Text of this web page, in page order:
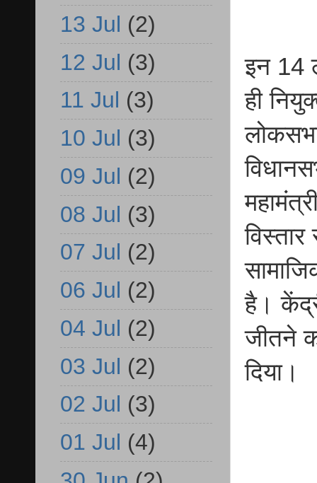
इन 14
ही
है।
जीतने
दिया।
13 Jul (2)
12 Jul (3)
11 Jul (3)
10 Jul (3)
09 Jul (2)
08 Jul (3)
07 Jul (2)
06 Jul (2)
04 Jul (2)
03 Jul (2)
02 Jul (3)
01 Jul (4)